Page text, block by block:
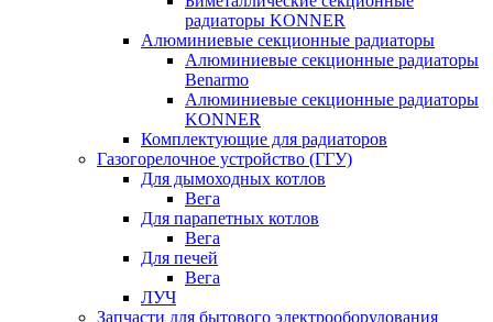
радиаторы KONNER
Алюминиевые секционные радиаторы
Алюминиевые секционные радиаторы
Benarmo
Алюминиевые секционные радиаторы
KONNER
Комплектующие для радиаторов
Газогорелочное устройство (ГГУ)
Для дымоходных котлов
Вега
Для парапетных котлов
Вега
Для печей
Вега
ЛУЧ
Запчасти для бытового электрооборудования